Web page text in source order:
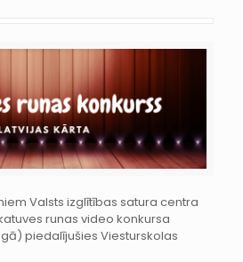
Valsts izglītības satura centra
runas video konkursa
piedalījušies Viesturskolas